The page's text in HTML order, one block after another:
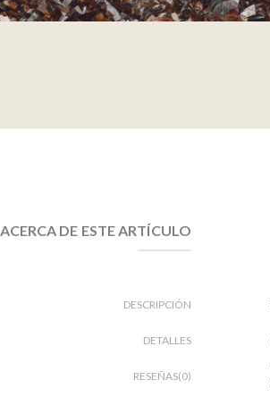
ACERCA DE ESTE ARTÍCULO
DESCRIPCIÓN
DETALLES
RESEÑAS(0)